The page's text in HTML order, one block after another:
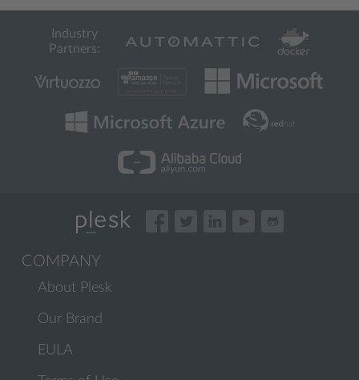
Industry
Partners:
COMPANY
About Plesk
Our Brand
EULA